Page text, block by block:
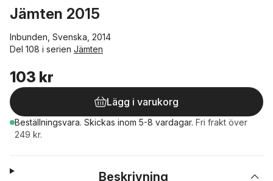
Jämten 2015
Inbunden, Svenska, 2014
Del 108 i serien Jämten
103 kr
Lägg i varukorg
Beställningsvara. Skickas inom 5-8 vardagar. Fri frakt över
249 kr.
Beskrivning